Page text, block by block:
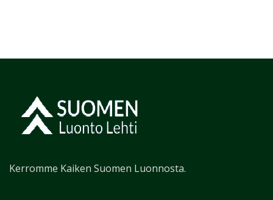
Kerromme Kaiken Suomen Luonnosta.